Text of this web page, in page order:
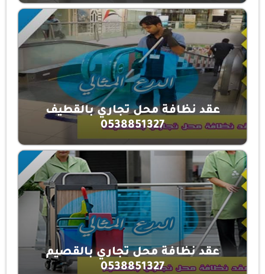
عقد نظافة محل تجاري بالقطيف
0538851327
عقد نظافة محل تجاري بالقصيم
0538851327